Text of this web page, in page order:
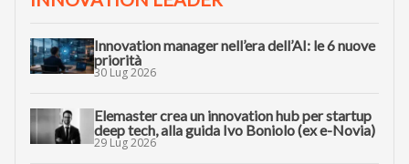
Innovation manager nell’era dell’AI: le 6 nuove
priorità
30 Lug 2026
Elemaster crea un innovation hub per startup
deep tech, alla guida Ivo Boniolo (ex e-Novia)
29 Lug 2026